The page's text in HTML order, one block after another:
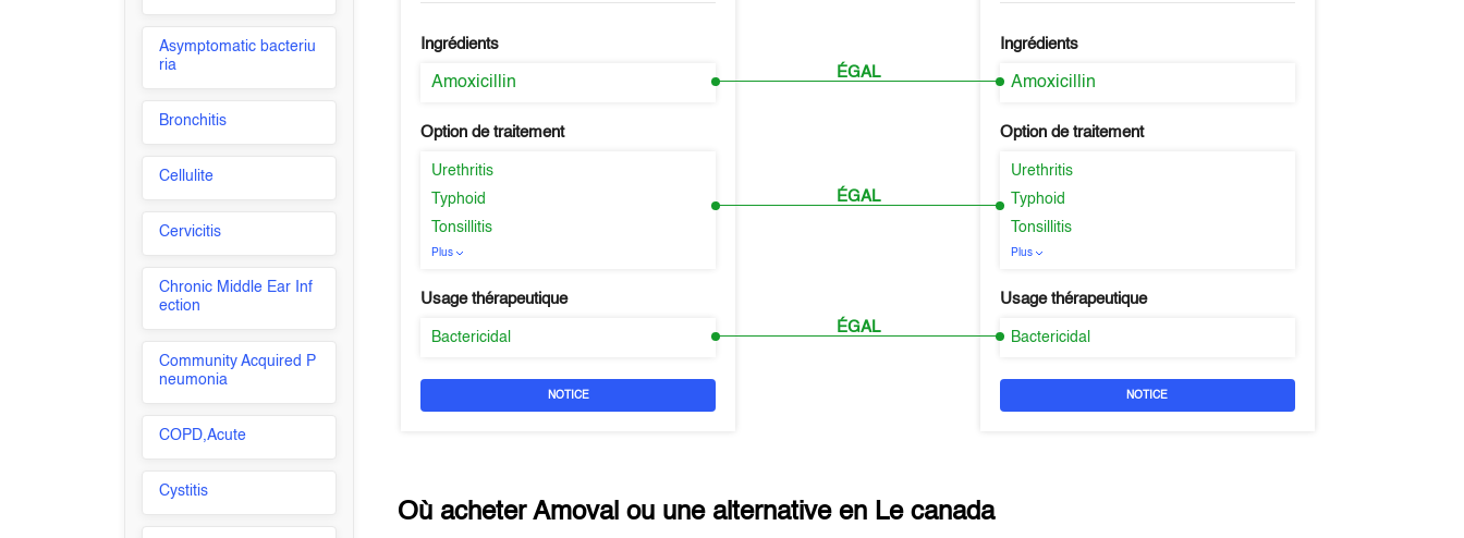
Asymptomatic bacteriu
ria
Bronchitis
Cellulite
Cervicitis
Chronic Middle Ear Inf
ection
Community Acquired P
neumonia
COPD,Acute
Cystitis
Ingrédients
Amoxicillin
Option de traitement
Urethritis
Typhoid
Tonsillitis
Plus
Usage thérapeutique
Bactericidal
NOTICE
ÉGAL
ÉGAL
ÉGAL
Ingrédients
Amoxicillin
Option de traitement
Urethritis
Typhoid
Tonsillitis
Plus
Usage thérapeutique
Bactericidal
NOTICE
Où acheterAmoval ou une alternative en Le canada